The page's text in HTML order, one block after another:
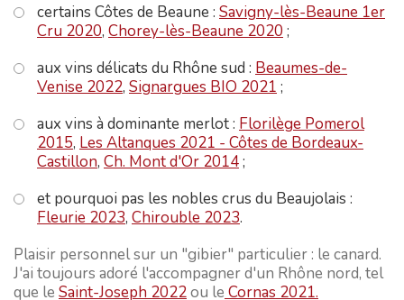
certains Côtes de Beaune : Savigny-lès-Beaune 1er
Cru 2020, Chorey-lès-Beaune 2020 ;
aux vins délicats du Rhône sud : Beaumes-de-
Venise 2022, Signargues BIO 2021 ;
aux vins à dominante merlot : Florilège Pomerol
2015, Les Altanques 2021 - Côtes de Bordeaux-
Castillon, Ch. Mont d'Or 2014;
et pourquoi pas les nobles crus du Beaujolais :
Fleurie 2023, Chirouble 2023.
Plaisir personnel sur un "gibier" particulier : le canard.
J'ai toujours adoré l'accompagner d'un Rhône nord, tel
que le Saint-Joseph 2022ou le Cornas 2021.